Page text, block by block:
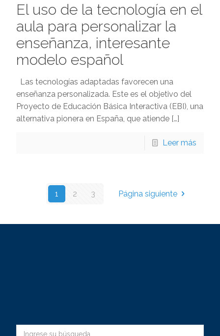
El uso de la tecnología en el
aula para personalizar la
enseñanza, interesante
modelo español
Las tecnologías adaptadas favorecen una
enseñanza personalizada. Este es el objetivo del
Proyecto de Educación Básica Interactiva (EBI), una
alternativa pionera en España, que atiende […]
Leer más
1 2 3 Página siguiente